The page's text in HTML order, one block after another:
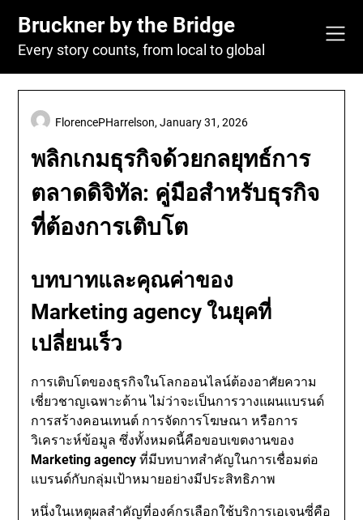
content
Bruckner by the Bridge
Every story counts, from local to global
พลิกเกมธุรกิจด้วยกลยุทธ์การ
ตลาดดิจิทัล: คู่มือสำหรับธุรกิจ
ที่ต้องการเติบโต
FlorencePHarrelson,January 31, 2026
บทบาทและคุณค่าของ
Marketing agency ในยุคที่
เปลี่ยนเร็ว
การเติบโตของธุรกิจในโลกออนไลน์ต้องอาศัยความ
เชี่ยวชาญเฉพาะด้าน ไม่ว่าจะเป็นการวางแผนแบรนด์
การสร้างคอนเทนต์ การจัดการโฆษณา หรือการ
วิเคราะห์ข้อมูล ซึ่งทั้งหมดนี้คือขอบเขตงานของ
Marketing agency ที่มีบทบาทสำคัญในการเชื่อมต่อ
แบรนด์กับกลุ่มเป้าหมายอย่างมีประสิทธิภาพ
หนึ่งในเหตุผลสำคัญที่องค์กรเลือกใช้บริการเอเจนซี่คือ